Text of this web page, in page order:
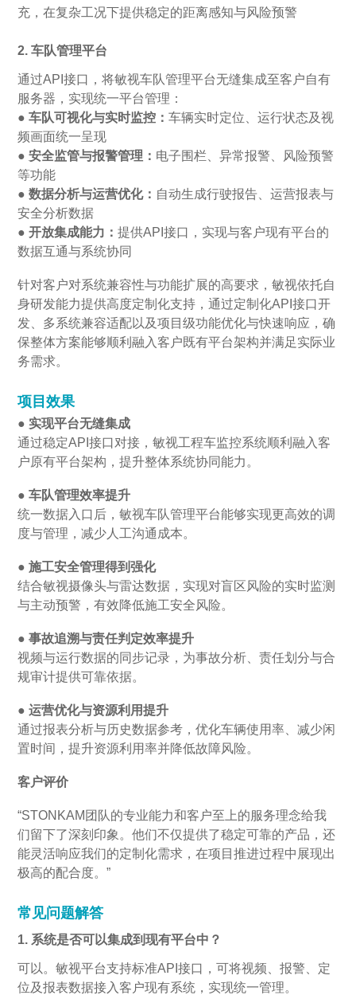
充，在复杂工况下提供稳定的距离感知与风险预警
2. 车队管理平台
通过API接口，将敏视车队管理平台无缝集成至客户自有
服务器，实现统一平台管理：
● 车队可视化与实时监控：车辆实时定位、运行状态及视
频画面统一呈现
● 安全监管与报警管理： 电子围栏、异常报警、风险预警
等功能
● 数据分析与运营优化： 自动生成行驶报告、运营报表与
安全分析数据
● 开放集成能力：提供API接口，实现与客户现有平台的
数据互通与系统协同
针对客户对系统兼容性与功能扩展的高要求，敏视依托自
身研发能力提供高度定制化支持，通过定制化API接口开
发、多系统兼容适配以及项目级功能优化与快速响应，确
保整体方案能够顺利融入客户既有平台架构并满足实际业
务需求。
项目效果
● 实现平台无缝集成
通过稳定API接口对接，敏视工程车监控系统顺利融入客
户原有平台架构，提升整体系统协同能力。
● 车队管理效率提升
统一数据入口后，敏视车队管理平台能够实现更高效的调
度与管理，减少人工沟通成本。
● 施工安全管理得到强化
结合敏视摄像头与雷达数据，实现对盲区风险的实时监测
与主动预警，有效降低施工安全风险。
● 事故追溯与责任判定效率提升
视频与运行数据的同步记录，为事故分析、责任划分与合
规审计提供可靠依据。
● 运营优化与资源利用提升
通过报表分析与历史数据参考，优化车辆使用率、减少闲
置时间，提升资源利用率并降低故障风险。
客户评价
“STONKAM团队的专业能力和客户至上的服务理念给我
们留下了深刻印象。他们不仅提供了稳定可靠的产品，还
能灵活响应我们的定制化需求，在项目推进过程中展现出
极高的配合度。”
常见问题解答
1. 系统是否可以集成到现有平台中？
可以。敏视平台支持标准API接口，可将视频、报警、定
位及报表数据接入客户现有系统，实现统一管理。